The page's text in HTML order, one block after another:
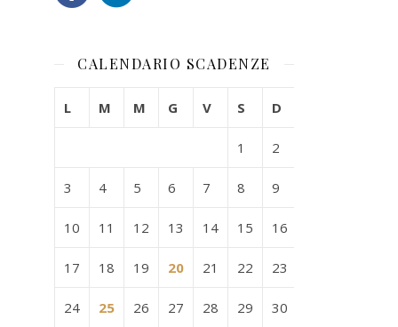
CALENDARIO SCADENZE
L M M G V S D
1 2
3 4 5 6 7 8 9
10 11 12 13 14 15 16
17 18 19 20 21 22 23
24 25 26 27 28 29 30